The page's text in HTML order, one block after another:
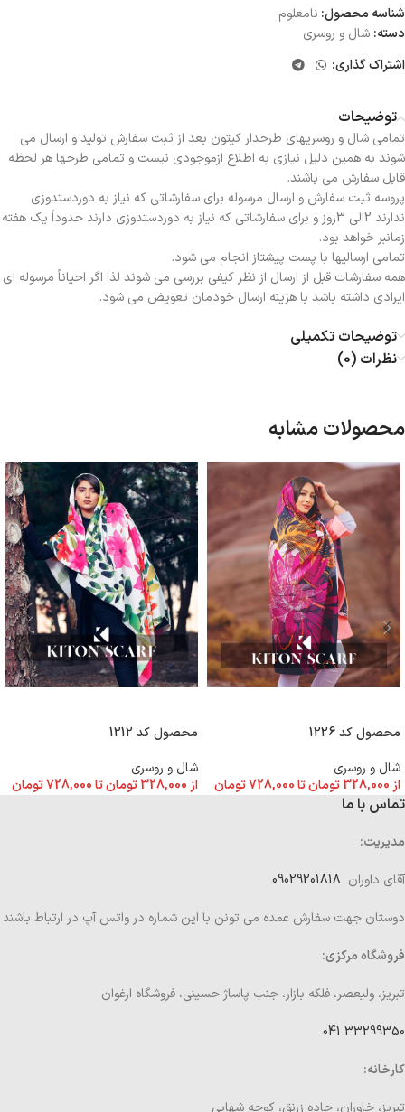
شناسه محصول: نامعلوم
دسته: شال و روسری
اشتراک گذاری:
توضیحات
تمامی شال و روسریهای طرحدار کیتون بعد از ثبت سفارش تولید و ارسال می
شوند به همین دلیل نیازی به اطلاع ازموجودی نیست و تمامی طرحها هر لحظه
قابل سفارش می باشند.
پروسه ثبت سفارش و ارسال مرسوله برای سفارشاتی که نیاز به دوردستدوزی
ندارند 2الی 3روز و برای سفارشاتی که نیاز به دوردستدوزی دارند حدوداً یک هفته
زمانبر خواهد بود.
تمامی ارسالیها با پست پیشتاز انجام می شود.
همه سفارشات قبل از ارسال از نظر کیفی بررسی می شوند لذا اگر احیاناً مرسوله ای
ایرادی داشته باشد با هزینه ارسال خودمان تعویض می شود.
توضیحات تکمیلی
نظرات (0)
محصولات مشابه
محصول کد 1226
شال و روسری
از 328,000تومانتا728,000تومان
محصول کد 1212
شال و روسری
از 328,000تومانتا728,000تومان
تماس با ما
مدیریت:
آقای داوران
دوستان جهت سفارش عمده می تونن با این شماره در واتس آپ در ارتباط باشند
فروشگاه مرکزی:
تبریز، ولیعصر، فلکه بازار، جنب پاساژ حسینی، فروشگاه ارغوان
33299350 041
کارخانه:
تبریز، خاوران، جاده زرنق، کوچه شهابی